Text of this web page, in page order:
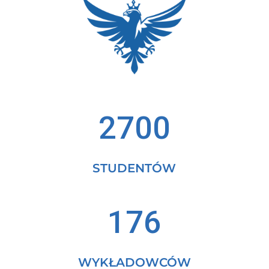
2700
STUDENTÓW
176
WYKŁADOWCÓW